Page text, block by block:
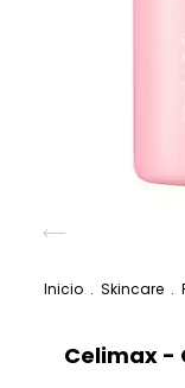
Inicio . Skincare .
Celimax -